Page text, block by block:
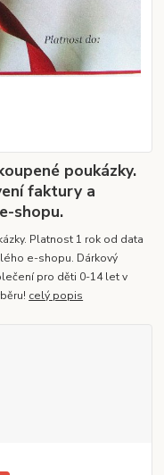
poukázky.
faktury a
shopu.
Platnost 1 rok od data
e-shopu. Dárkový
pro děti 0-14 let v
celý popis